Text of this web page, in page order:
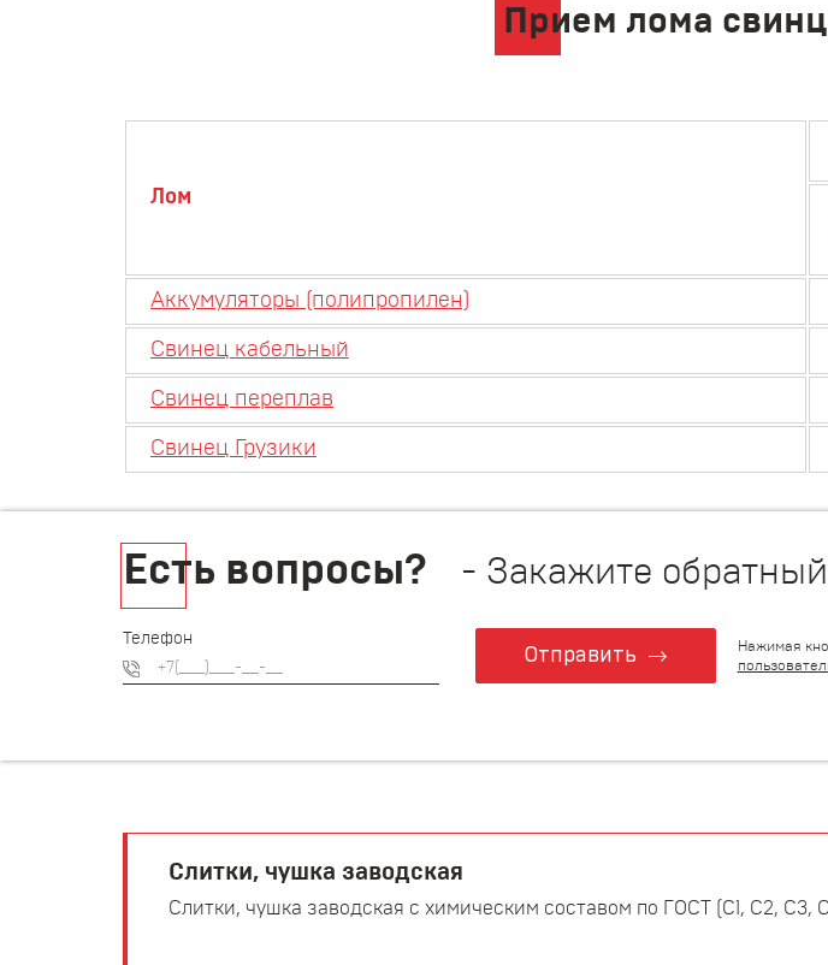
Прием лома
Лом
Аккумуляторы (полипропилен)
Свинец кабельный
Свинец переплав
Свинец Грузики
Есть вопросы? - Закажите
Телефон
Отправить
Нажимая
Слитки, чушка заводская
Слитки, чушка заводская с химическим составом по ГОСТ (С1, С2, С3,